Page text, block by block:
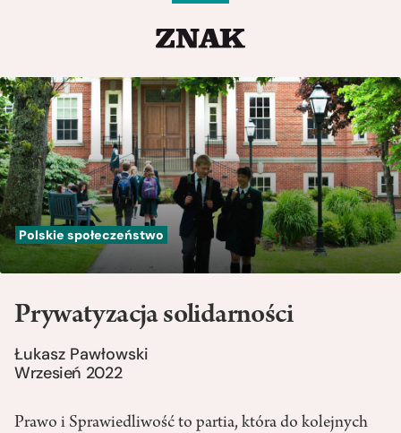
Polskie społeczeństwo
Prywatyzacja solidarności
Łukasz Pawłowski
Wrzesień 2022
Prawo i Sprawiedliwość to partia, która do kolejnych